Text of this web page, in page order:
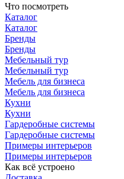
Что посмотреть
Каталог
Каталог
Бренды
Бренды
Мебельный тур
Мебельный тур
Мебель для бизнеса
Мебель для бизнеса
Кухни
Кухни
Гардеробные системы
Гардеробные системы
Примеры интерьеров
Примеры интерьеров
Как всё устроено